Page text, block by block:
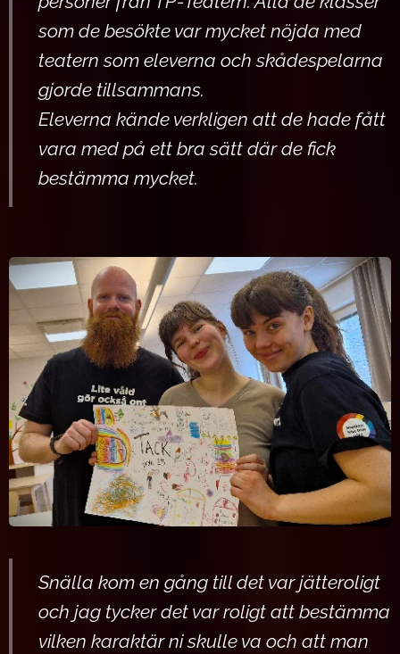
som de besökte var mycket nöjda med
teatern som eleverna och skådespelarna
gjorde tillsammans.
Eleverna kände verkligen att de hade fått
vara med på ett bra sätt där de fick
bestämma mycket.
Snälla kom en gång till det var jätteroligt
och jag tycker det var roligt att bestämma
vilken karaktär ni skulle va och att man